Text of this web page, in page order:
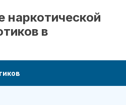
наркотической
в